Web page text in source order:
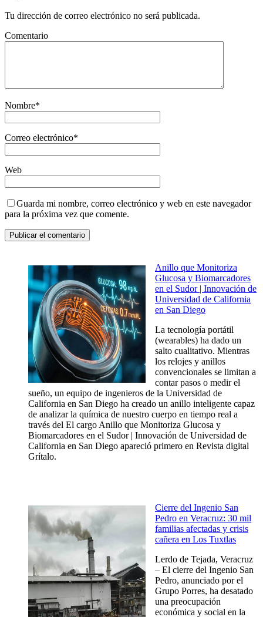
Tu dirección de correo electrónico no será publicada.
Comentario
Nombre*
Correo electrónico*
Web
Guarda mi nombre, correo electrónico y web en este navegador
para la próxima vez que comente.
Anillo que Monitoriza
Glucosa y Biomarcadores
en el Sudor | Innovación de
Universidad de California
en San Diego
La tecnología portátil
(wearables) ha dado un
salto cualitativo. Mientras
los relojes y anillos
convencionales se limitan a
contar pasos o medir el
sueño, un equipo de ingenieros de la Universidad de
California en San Diego ha creado un anillo inteligente capaz
de analizar la química de nuestro cuerpo en tiempo real a
través del El cargo Anillo que Monitoriza Glucosa y
Biomarcadores en el Sudor | Innovación de Universidad de
California en San Diego apareció primero en Revista digital
Grítalo.
Cierre del Ingenio San
Pedro en Veracruz: 30 mil
familias afectadas y crisis
cañera en Los Tuxtlas
Lerdo de Tejada, Veracruz
– El cierre del Ingenio San
Pedro, anunciado por el
Grupo Porres, ha desatado
una preocupación
económica y social en la